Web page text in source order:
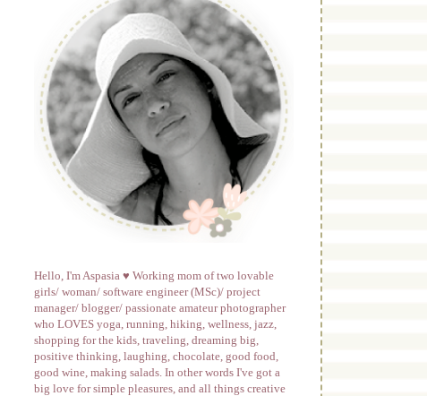
Hello, I'm Aspasia ♥ Working mom of two lovable
girls/ woman/ software engineer (MSc)/ project
manager/ blogger/ passionate amateur photographer
who LOVES yoga, running, hiking, wellness, jazz,
shopping for the kids, traveling, dreaming big,
positive thinking, laughing, chocolate, good food,
good wine, making salads. In other words I've got a
big love for simple pleasures, and all things creative